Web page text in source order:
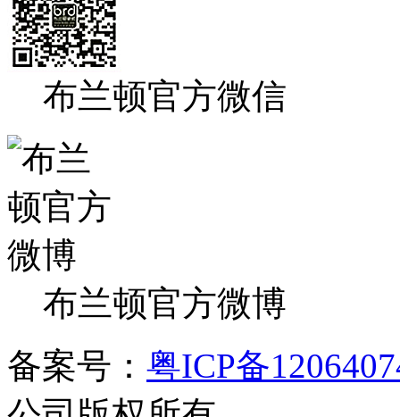
布兰顿官方微信
布兰顿官方微博
备案号： 粤ICP备